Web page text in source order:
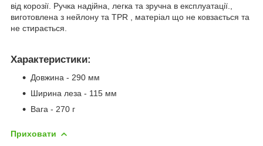
від корозії. Ручка надійна, легка та зручна в експлуатації.,
виготовлена з нейлону та TPR , матеріал що не ковзається та
не стирається.
Характеристики:
Довжина - 290 мм
Ширина леза - 115 мм
Вага - 270 г
Приховати